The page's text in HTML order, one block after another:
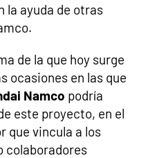
la ayuda de otras
de la que hoy surge
ocasiones en las que
Namco podría
este proyecto, en el
que vincula a los
colaboradores